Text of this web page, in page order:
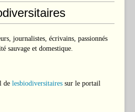
journalistes, écrivains, passionnés
sauvage et domestique.
de lesbiodiversitaires sur le portail